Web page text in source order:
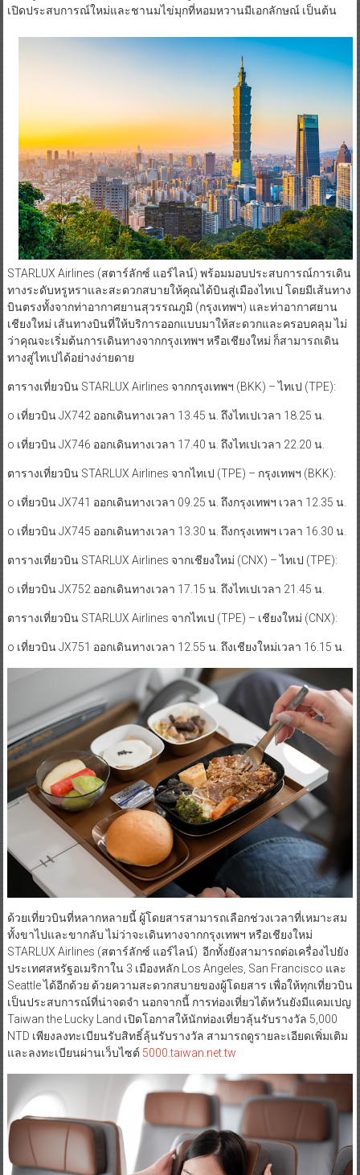
เปิดประสบการณ์ใหม่และชานมไข่มุกที่หอมหวานมีเอกลักษณ์ เป็นต้น
STARLUX Airlines (สตาร์ลักซ์ แอร์ไลน์) พร้อมมอบประสบการณ์การเดิน
ทางระดับหรูหราและสะดวกสบายให้คุณได้บินสู่เมืองไทเป โดยมีเส้นทาง
บินตรงทั้งจากท่าอากาศยานสุวรรณภูมิ (กรุงเทพฯ) และท่าอากาศยาน
เชียงใหม่ เส้นทางบินที่ให้บริการออกแบบมาให้สะดวกและครอบคลุม ไม่
ว่าคุณจะเริ่มต้นการเดินทางจากกรุงเทพฯ หรือเชียงใหม่ ก็สามารถเดิน
ทางสู่ไทเปได้อย่างง่ายดาย
ตารางเที่ยวบิน STARLUX Airlines จากกรุงเทพฯ (BKK) – ไทเป (TPE):
o เที่ยวบิน JX742 ออกเดินทางเวลา 13.45 น. ถึงไทเปเวลา 18.25 น.
o เที่ยวบิน JX746 ออกเดินทางเวลา 17.40 น. ถึงไทเปเวลา 22.20 น.
ตารางเที่ยวบิน STARLUX Airlines จากไทเป (TPE) – กรุงเทพฯ (BKK):
o เที่ยวบิน JX741 ออกเดินทางเวลา 09.25 น. ถึงกรุงเทพฯ เวลา 12.35 น.
o เที่ยวบิน JX745 ออกเดินทางเวลา 13.30 น. ถึงกรุงเทพฯ เวลา 16.30 น.
ตารางเที่ยวบิน STARLUX Airlines จากเชียงใหม่ (CNX) – ไทเป (TPE):
o เที่ยวบิน JX752 ออกเดินทางเวลา 17.15 น. ถึงไทเปเวลา 21.45 น.
ตารางเที่ยวบิน STARLUX Airlines จากไทเป (TPE) – เชียงใหม่ (CNX):
o เที่ยวบิน JX751 ออกเดินทางเวลา 12.55 น. ถึงเชียงใหม่เวลา 16.15 น.
ด้วยเที่ยวบินที่หลากหลายนี้ ผู้โดยสารสามารถเลือกช่วงเวลาที่เหมาะสม
ทั้งขาไปและขากลับ ไม่ว่าจะเดินทางจากกรุงเทพฯ หรือเชียงใหม่
STARLUX Airlines (สตาร์ลักซ์ แอร์ไลน์) อีกทั้งยังสามารถต่อเครื่องไปยัง
ประเทศสหรัฐอเมริกาใน 3 เมืองหลัก Los Angeles, San Francisco และ
Seattle ได้อีกด้วย ด้วยความสะดวกสบายของผู้โดยสาร เพื่อให้ทุกเที่ยวบิน
เป็นประสบการณ์ที่น่าจดจำ นอกจากนี้ การท่องเที่ยวไต้หวันยังมีแคมเปญ
Taiwan the Lucky Land เปิดโอกาสให้นักท่องเที่ยวลุ้นรับรางวัล 5,000
NTD เพียงลงทะเบียนรับสิทธิ์ลุ้นรับรางวัล สามารถดูรายละเอียดเพิ่มเติม
และลงทะเบียนผ่านเว็บไซต์ 5000.taiwan.net.tw